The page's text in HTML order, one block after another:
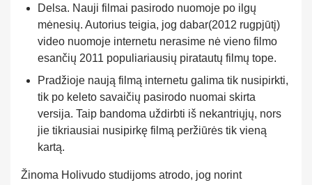
Delsa. Nauji filmai pasirodo nuomoje po ilgų
mėnesių. Autorius teigia, jog dabar(2012 rugpjūtį)
video nuomoje internetu nerasime nė vieno filmo
esančių 2011 populiariausių piratautų filmų tope.
Pradžioje naują filmą internetu galima tik nusipirkti,
tik po keleto savaičių pasirodo nuomai skirta
versija. Taip bandoma uždirbti iš nekantriųjų, nors
jie tikriausiai nusipirkę filmą peržiūrės tik vieną
kartą.
Žinoma Holivudo studijoms atrodo, jog norint